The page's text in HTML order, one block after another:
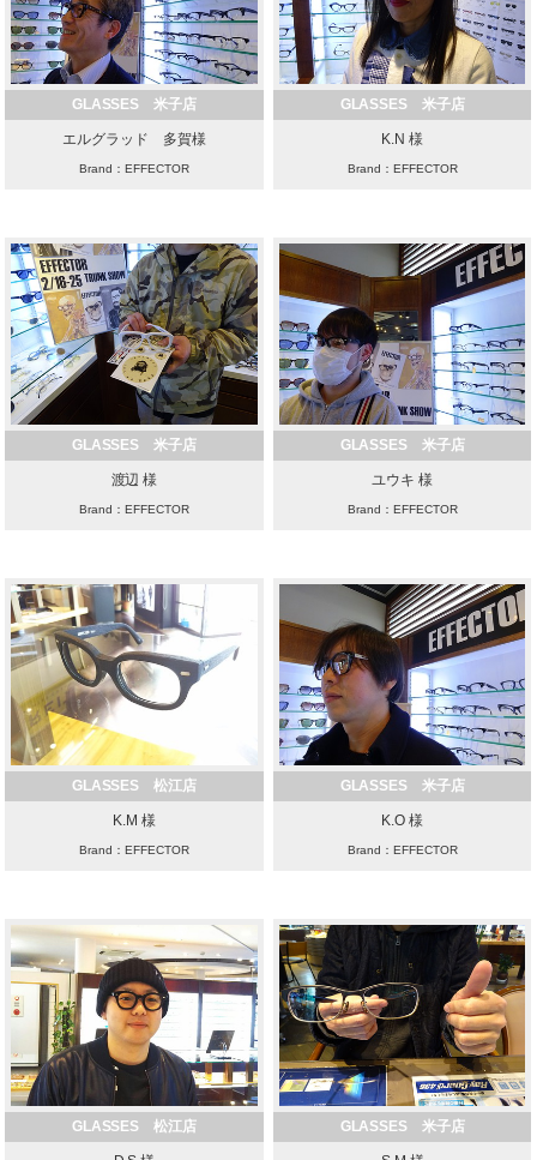
GLASSES 米子店
エルグラッド 多賀様
Brand：EFFECTOR
GLASSES 米子店
K.N 様
Brand：EFFECTOR
GLASSES 米子店
渡辺 様
Brand：EFFECTOR
GLASSES 米子店
ユウキ 様
Brand：EFFECTOR
GLASSES 松江店
K.M 様
Brand：EFFECTOR
GLASSES 米子店
K.O 様
Brand：EFFECTOR
GLASSES 松江店 GLASSES 米子店